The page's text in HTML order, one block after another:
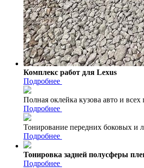
Комплекс работ для Lexus
Подробнее
Полная оклейка кузова авто и
Подробнее
Тонирование передних боковых и
Подробнее
Тонировка задней полусферы
Подробнее